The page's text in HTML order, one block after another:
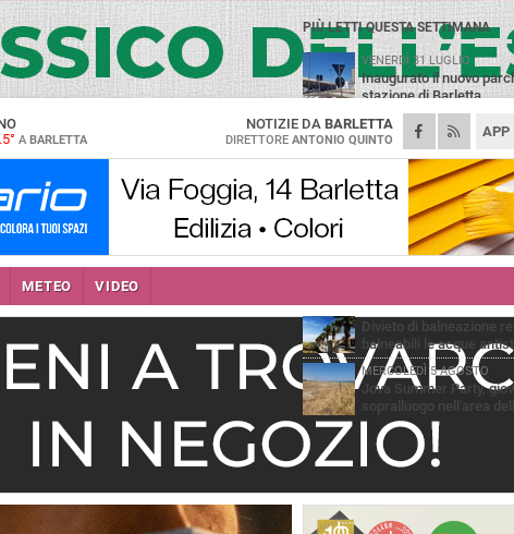
A BARLETTA
APP
NOTIZIE DA BARLETTA
DIRETTORE ANTONIO QUINTO
METEO VIDEO
PIÙ LETTI QUESTA SETTIMANA
VENERDÌ 31 LUGLIO
Inaugurato il nuovo
stazione di Barletta
MERCOLEDÌ 5 AGOSTO
Barletta piange
64enne barlettano
GIOVEDÌ 30 LUGLIO
Rapina all'Ipercoop di
gioielleria, banditi in fuga
DOMENICA 2 AGOSTO
Beni confiscati alla
VENERDÌ 31 LUGLIO
Divieto di balneazione
balneabili le acque
MERCOLEDÌ 5 AGOSTO
Jova Summer Party,
sopralluogo nell'area